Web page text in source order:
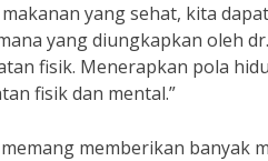
yang sehat, kita
yang diungkapkan oleh
fisik. Menerapkan pola
fisik dan mental.”
memberikan banyak